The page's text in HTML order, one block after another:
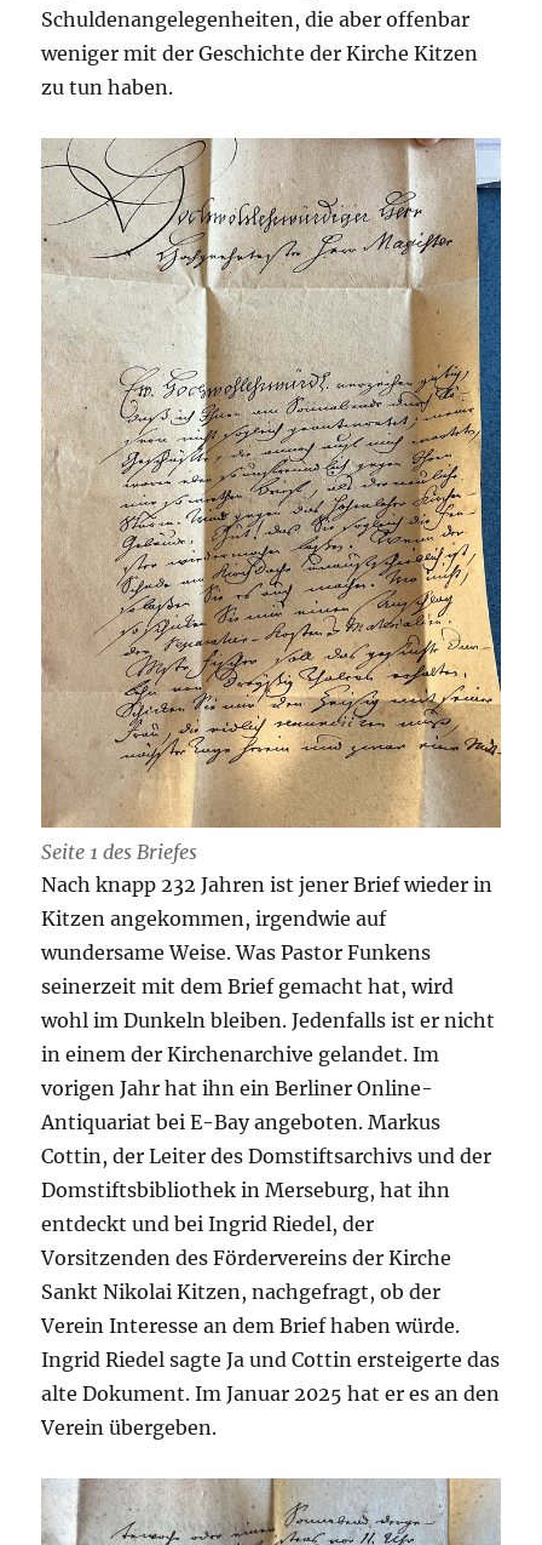
Schuldenangelegenheiten, die aber offenbar
weniger mit der Geschichte der Kirche Kitzen
zu tun haben.
Seite 1 des Briefes
Nach knapp 232 Jahren ist jener Brief wieder in
Kitzen angekommen, irgendwie auf
wundersame Weise. Was Pastor Funkens
seinerzeit mit dem Brief gemacht hat, wird
wohl im Dunkeln bleiben. Jedenfalls ist er nicht
in einem der Kirchenarchive gelandet. Im
vorigen Jahr hat ihn ein Berliner Online-
Antiquariat bei E-Bay angeboten. Markus
Cottin, der Leiter des Domstiftsarchivs und der
Domstiftsbibliothek in Merseburg, hat ihn
entdeckt und bei Ingrid Riedel, der
Vorsitzenden des Fördervereins der Kirche
Sankt Nikolai Kitzen, nachgefragt, ob der
Verein Interesse an dem Brief haben würde.
Ingrid Riedel sagte Ja und Cottin ersteigerte das
alte Dokument. Im Januar 2025 hat er es an den
Verein übergeben.